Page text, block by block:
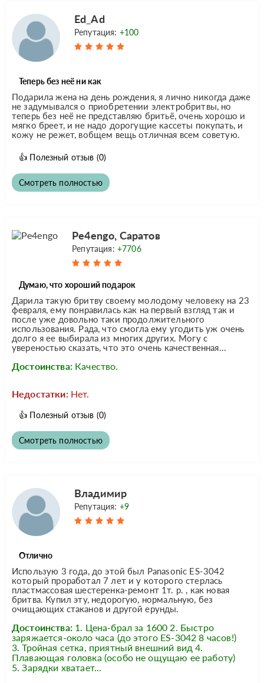
Ed_Ad
Репутация: +100
Теперь без неё ни как
Подарила жена на день рождения, я лично никогда даже
не задумывался о приобретении электробритвы, но
теперь без неё не представляю бритьё, очень хорошо и
мягко бреет, и не надо дорогущие кассеты покупать, и
кожу не режет, вобщем вещь отличная всем советую.
👍 Полезный отзыв (0)
Смотреть полностью
Pe4engo, Саратов
Репутация: +7706
Думаю, что хороший подарок
Дарила такую бритву своему молодому человеку на 23
февраля, ему понравилась как на первый взгляд так и
после уже довольно таки продолжительного
использования. Рада, что смогла ему угодить уж очень
долго я ее выбирала из многих других. Могу с
увереностью сказать, что это очень качественная...
Достоинства: Качество.
Недостатки: Нет.
👍 Полезный отзыв (0)
Смотреть полностью
Владимир
Репутация: +9
Отлично
Использую 3 года, до этой был Panasonic ES-3042
который проработал 7 лет и у которого стерлась
пластмассовая шестеренка-ремонт 1т. р. , как новая
бритва. Купил эту, недорогую, нормальную, без
очищающих стаканов и другой ерунды.
Достоинства: 1. Цена-брал за 1600 2. Быстро
заряжается-около часа (до этого ES-3042 8 часов!)
3. Тройная сетка, приятный внешний вид 4.
Плавающая головка (особо не ощущаю ее работу)
5. Зарядки хватает...